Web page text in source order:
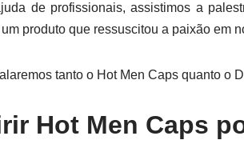
de profissionais, assistimos a
produto que ressuscitou a paixão em
tanto o Hot Men Caps quanto o
Hot Men Caps